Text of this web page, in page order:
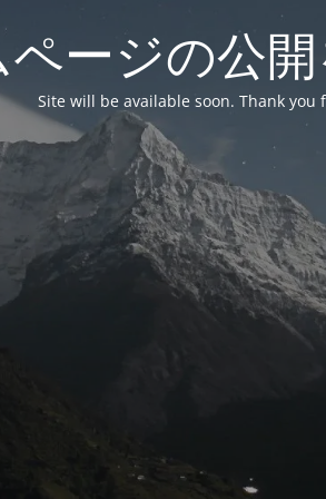
ージの公
Site will be available soon. Thank you